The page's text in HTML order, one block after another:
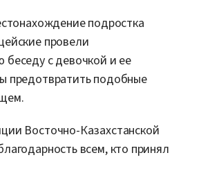
подростка
провели
беседу с девочкой и ее
предотвратить подобные
Восточно-Казахстанской
всем, кто принял